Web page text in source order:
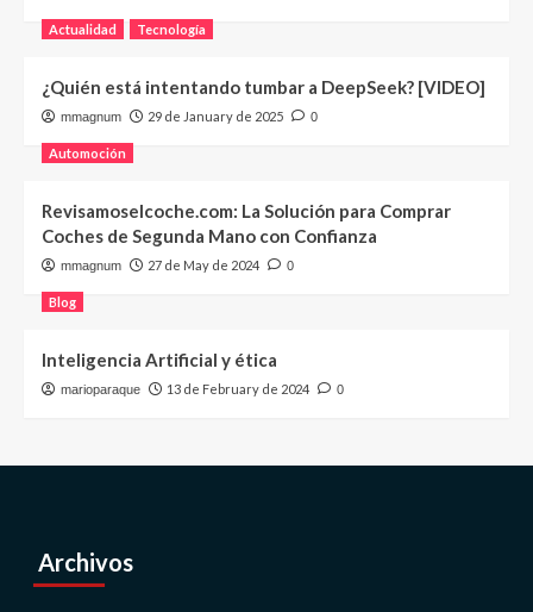
Actualidad Tecnología
¿Quién está intentando tumbar a DeepSeek? [VIDEO]
mmagnum 29 de January de 2025 0
Automoción
Revisamoselcoche.com: La Solución para Comprar
Coches de Segunda Mano con Confianza
mmagnum 27 de May de 2024 0
Blog
Inteligencia Artificial y ética
marioparaque 13 de February de 2024 0
Archivos